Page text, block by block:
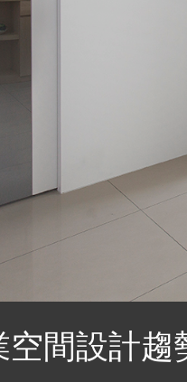
空間設計趨